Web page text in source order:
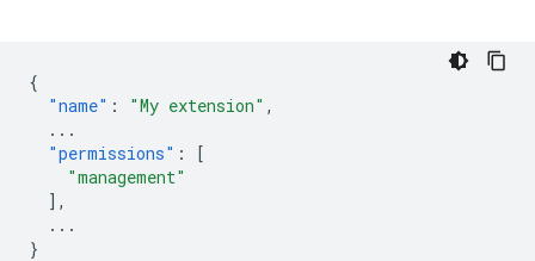
{
"name" : "My extension" ,
...
"permissions" :
[
"management"
],
...
}